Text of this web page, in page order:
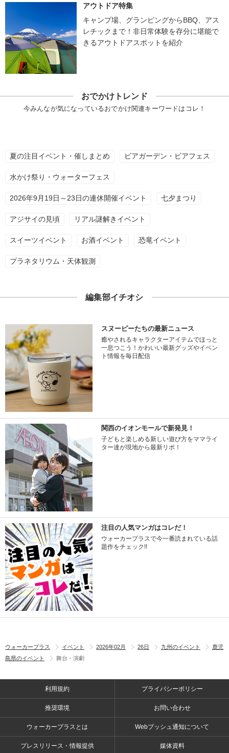
アウトドア特集
キャンプ場、グランピングからBBQ、アス
レチックまで！非日常体験を存分に堪能で
きるアウトドアスポットを紹介
おでかけトレンド
今みんなが気になっているおでかけ関連キーワードはコレ！
夏の注目イベント・催しまとめ ビアガーデン・ビアフェス
水かけ祭り・ウォーターフェス
2026年9月19日～23日の連休開催イベント 七夕まつり
アジサイの見頃 リアル謎解きイベント
スイーツイベント お酒イベント 恐竜イベント
プラネタリウム・天体観測
編集部イチオシ
スヌーピーたちの最新ニュース
癒やされるキャラクターアイテムでほっと
一息つこう！かわいい最新グッズやイベン
ト情報を毎日配信
関西のイオンモールで新発見！
子どもと楽しめる新しい遊び方をママライ
ター達が現地から最新リポ！
注目の人気マンガはコレだ！
ウォーカープラスで今一番読まれている話
題作をチェック!!
ウォーカープラス イベント 2026年02月 26日 九州のイベント
鹿児
島県のイベント
舞台・演劇
利用規約 プライバシーポリシー
推奨環境 お問い合わせ
ウォーカープラスとは Webプッシュ通知について
プレスリリース・情報提供 媒体資料